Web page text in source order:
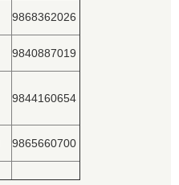
9868362026
9840887019
9844160654
9865660700